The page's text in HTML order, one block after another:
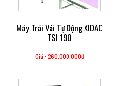
Máy Trải Vải Tự Động XIDAO
TSI 190
Giá : 260.000.000đ